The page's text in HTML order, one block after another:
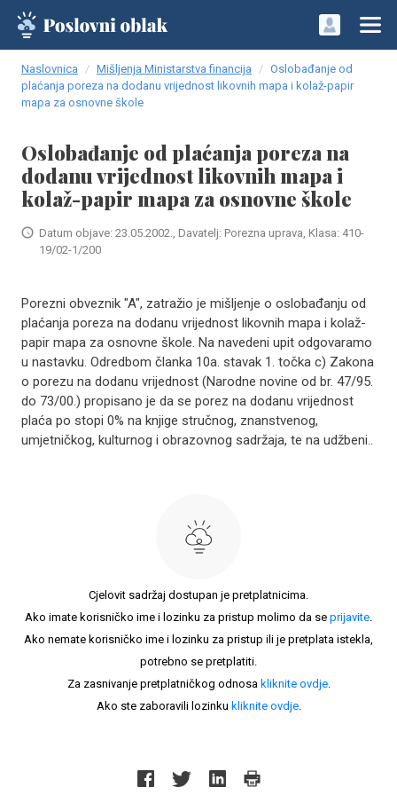
Naslovnica Mišljenja Ministarstva financija
Oslobađanje od
plaćanja poreza na dodanu vrijednost likovnih mapa i kolaž-papir
mapa za osnovne škole
Oslobađanje od plaćanja poreza na
dodanu vrijednost likovnih mapa i
kolaž-papir mapa za osnovne škole
Datum objave: 23.05.2002., Davatelj: Porezna uprava, Klasa: 410-
19/02-1/200
Porezni obveznik "A", zatražio je mišljenje o oslobađanju od
plaćanja poreza na dodanu vrijednost likovnih mapa i kolaž-
papir mapa za osnovne škole. Na navedeni upit odgovaramo
u nastavku. Odredbom članka 10a. stavak 1. točka c) Zakona
o porezu na dodanu vrijednost (Narodne novine od br. 47/95.
do 73/00.) propisano je da se porez na dodanu vrijednost
plaća po stopi 0% na knjige stručnog, znanstvenog,
umjetničkog, kulturnog i obrazovnog sadržaja, te na udžbeni..
Cjelovit sadržaj dostupan je pretplatnicima.
Ako imate korisničko ime i lozinku za pristup molimo da se prijavite.
Ako nemate korisničko ime i lozinku za pristup ili je pretplata istekla,
potrebno se pretplatiti.
Za zasnivanje pretplatničkog odnosa kliknite ovdje.
Ako ste zaboravili lozinku kliknite ovdje.